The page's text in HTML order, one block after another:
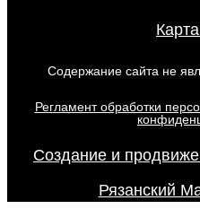
Содержание сайта не
Регламент обработки
Создание и
Рязанский